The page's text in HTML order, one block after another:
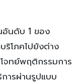
อันดับ 1 ของ
ริโภคไปยังต่าง
จทย์พฤติกรรมการ
ารผ่านรูปแบบ